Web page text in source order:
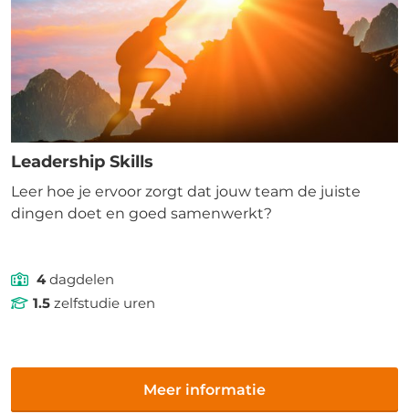
Leadership Skills
Leer hoe je ervoor zorgt dat jouw team de juiste
dingen doet en goed samenwerkt?
4dagdelen
1.5 zelfstudie uren
Meer informatie